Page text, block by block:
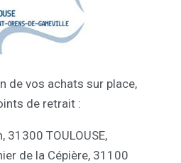
de vos achats sur place,
de retrait :
31300 TOULOUSE,
de la Cépière, 31100